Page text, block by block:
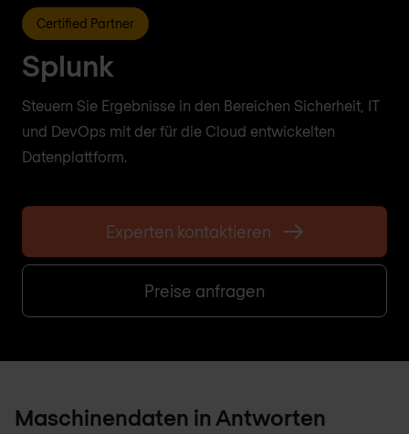
Certified Partner
Splunk
Steuern Sie Ergebnisse in den Bereichen Sicherheit, IT
und DevOps mit der für die Cloud entwickelten
Datenplattform.
Experten kontaktieren
Preise anfragen
Maschinendaten in Antworten